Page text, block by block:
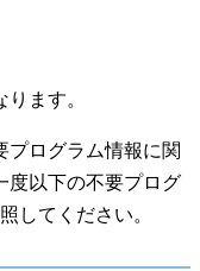
ます。
プログラム情報に関
度以下の不要プログ
してください。